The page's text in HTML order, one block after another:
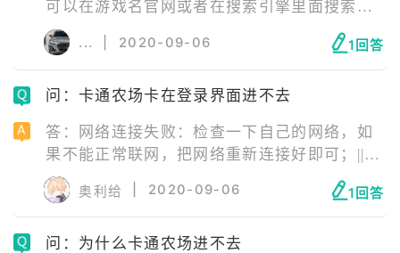
可以在游戏名官网或者在搜索引擎里面搜索卡
通农场下载；等待下载完毕后，可以下载一个
游戏加速器；在游戏加速器中选择网络情况最
好的一个节点进行加速；之后进入开始游戏就
可以啦。
... 2020-09-06 1回答
问：卡通农场卡在登录界面进不去
答：网络连接失败：检查一下自己的网络，如
果不能正常联网，把网络重新连接好即可；||服
务器正在维护：等待服务器维修结束即可；||安
装包错误：安装包错误需要玩家卸载游戏后，
去官网下载最新版游戏安装包重新安装游戏。
奥利给 2020-09-06 1回答
问：为什么卡通农场进不去